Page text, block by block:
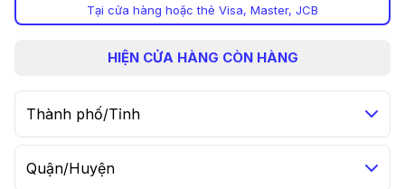
Tại cửa hàng hoặc thẻ Visa, Master, JCB
HIỆN CỬA HÀNG CÒN HÀNG
Thành phố/Tỉnh
Quận/Huyện